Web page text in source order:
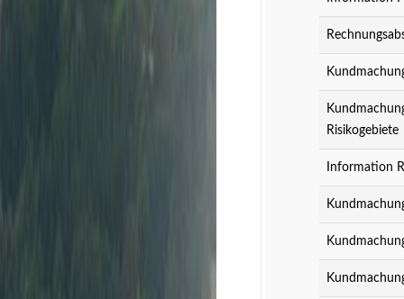
Risikogebiete
Information